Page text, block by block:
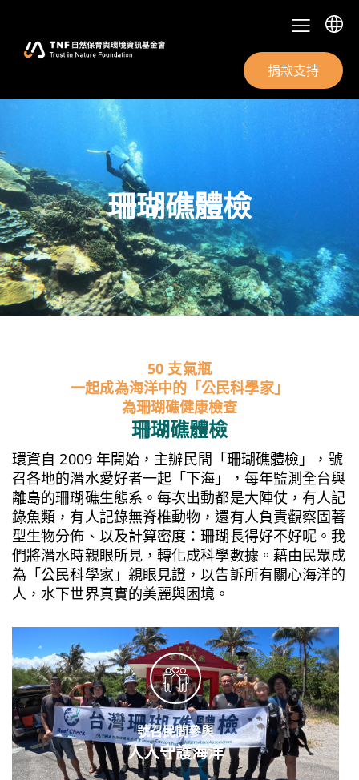
捐款支持
珊瑚礁體檢
50 支氣瓶
一起成為海洋中的「公民科學家」
為珊瑚礁健康檢查
珊瑚礁體檢
環資自 2009 年開始，主辦民間「珊瑚礁體檢」，號
召各地的潛水愛好者一起「下海」，每年監測全台與
離島的珊瑚礁生態系。每次出動都是大陣仗，有人記
錄魚類，有人記錄無脊椎動物，還有人負責觀察固著
型生物分佈、以及計算密度：珊瑚長得好不好呢。我
們將潛水時親眼所見，轉化成科學數據。藉由民眾成
為「公民科學家」親眼見證，以告訴所有關心海洋的
人，水下世界真實的美麗與困境。
號召民間參與
人人守護海洋